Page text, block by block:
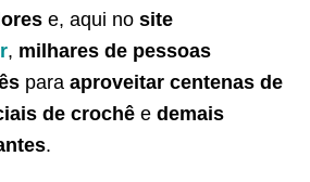
e, aqui no site
, milhares de pessoas
para aproveitar centenas de
de crochê e demais
.